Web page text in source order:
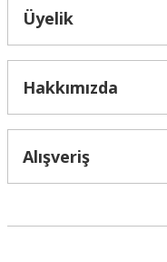
Üyelik
Hakkımızda
Alışveriş